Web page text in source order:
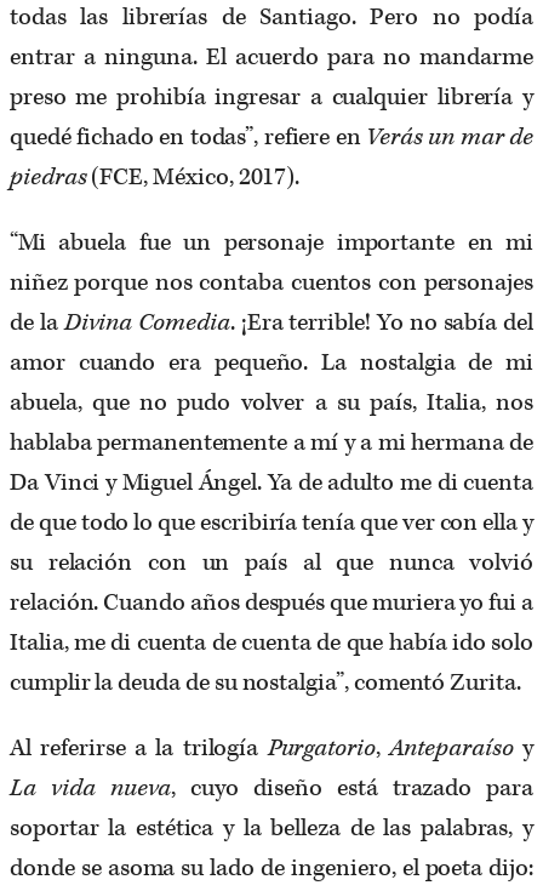
todas las librerías de Santiago. Pero no podía
entrar a ninguna. El acuerdo para no mandarme
preso me prohibía ingresar a cualquier librería y
quedé fichado en todas”, refiere en Verás un mar de
piedras(FCE, México, 2017).
“Mi abuela fue un personaje importante en mi
niñez porque nos contaba cuentos con personajes
de laDivina Comedia. ¡Era terrible! Yo no sabía del
amor cuando era pequeño. La nostalgia de mi
abuela, que no pudo volver a su país, Italia, nos
hablaba permanentemente a mí y a mi hermana de
Da Vinci y Miguel Ángel. Ya de adulto me di cuenta
de que todo lo que escribiría tenía que ver con ella y
su relación con un país al que nunca volvió
relación. Cuando años después que muriera yo fui a
Italia, me di cuenta de cuenta de que había ido solo
cumplir la deuda de su nostalgia”, comentó Zurita.
Al referirse a la trilogíaPurgatorio,Anteparaísoy
La vida nueva, cuyo diseño está trazado para
soportar la estética y la belleza de las palabras, y
donde se asoma su lado de ingeniero, el poeta dijo: